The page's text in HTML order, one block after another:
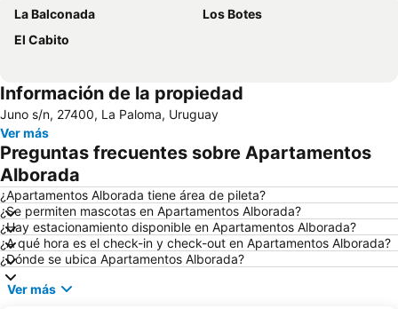
La Balconada
Los Botes
El Cabito
Información de la propiedad
Juno s/n, 27400, La Paloma, Uruguay
Ver más
Preguntas frecuentes sobre Apartamentos
Alborada
¿Apartamentos Alborada tiene área de pileta?
¿Se permiten mascotas en Apartamentos Alborada?
¿Hay estacionamiento disponible en Apartamentos Alborada?
¿A qué hora es el check-in y check-out en Apartamentos Alborada?
¿Dónde se ubica Apartamentos Alborada?
Ver más